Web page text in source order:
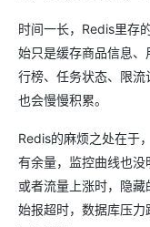
时间一长，Redis里存
始只是缓存商品信息
行榜、任务状态、限
也会慢慢积累。
Redis的麻烦之处在于
有余量，监控曲线也
或者流量上涨时，隐
始报超时，数据库压